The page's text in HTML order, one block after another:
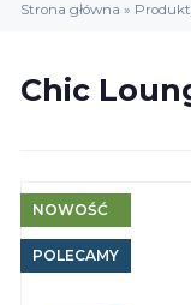
Strona główna »
Chic
NOWOŚĆ
POLECAMY